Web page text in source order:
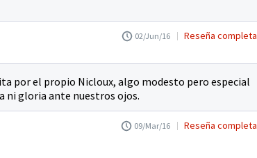
02/Jun/16 Reseña completa
por el propio Nicloux, algo modesto pero especial
ni gloria ante nuestros ojos.
09/Mar/16 Reseña completa